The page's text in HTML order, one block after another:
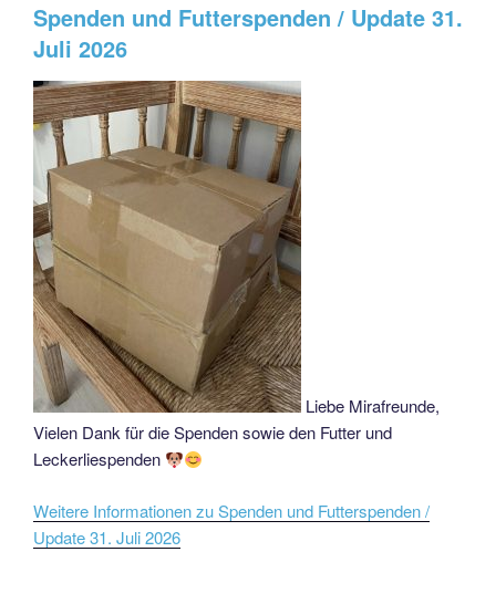
Spenden und Futterspenden / Update 31.
Juli 2026
Liebe Mirafreunde,
Vielen Dank für die Spenden sowie den Futter und
Leckerliespenden
Weitere Informationen zu Spenden und Futterspenden /
Update 31. Juli 2026